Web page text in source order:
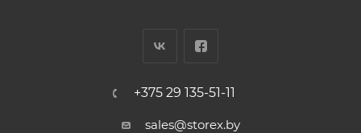
+375 29 135-51-11
sales@storex.by